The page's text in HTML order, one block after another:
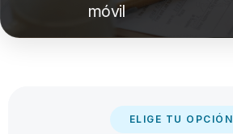
móvil
ELIGE TU OPCIÓN